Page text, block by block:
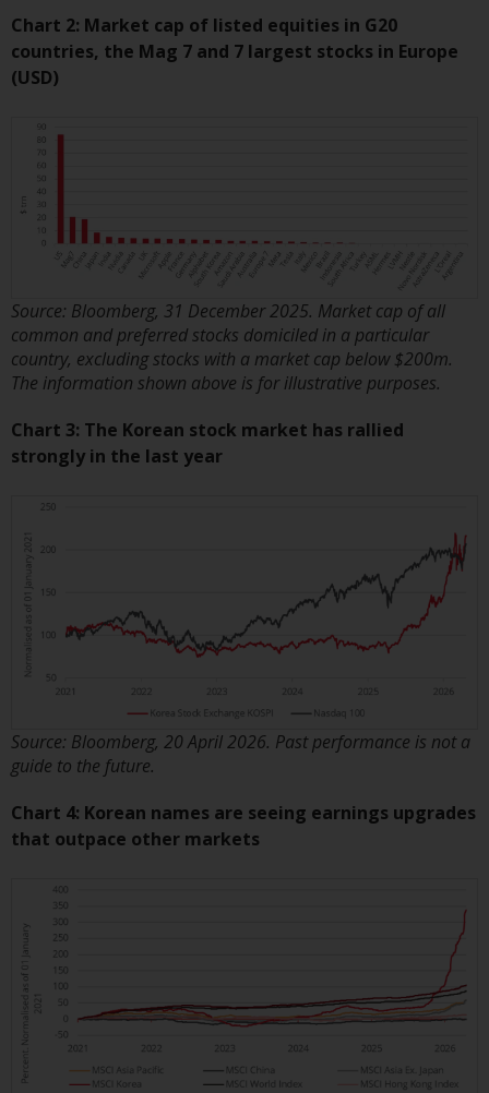
Jahresberichte und, sofern von
den jeweiligen von Redwheel
auf die qualifizierten Anlegern in
der Schweiz angebotenen Aktien
ist der Erfüllungsort der
eingetragene Sitz des Schweizer
Vertreters. Gerichtsstand ist am
Sitz des Schweizer Vertreters
oder am Sitz oder Wohnsitz des
Anlegers.
Bestimmte Personen haben
„Société d’Investissement à
Capital Variable“ nach
luxemburgischem Recht
gegründet wurde. Die Teilfonds
von Redwheel Funds, auf die auf
der Website verwiesen wird,
werden nur durch den aktuellen
Verkaufsprospekt angeboten. Der
vollständigere Informationen
über die Teilfonds, einschließlich
Ländern verteilt, in denen eine
solche Verteilung gegen lokale
Gesetze oder Vorschriften
verstoßen würde.
Chart 2: Market cap of listed equities in G20
countries, the Mag 7 and 7 largest stocks in Europe
(USD)
Source: Bloomberg, 31 December 2025. Market cap of all
common and preferred stocks domiciled in a particular
country, excluding stocks with a market cap below $200m.
The information shown above is for illustrative purposes.
Chart 3: The Korean stock market has rallied
strongly in the last year
Source: Bloomberg, 20 April 2026. Past performance is not a
guide to the future.
Chart 4: Korean names are seeing earnings upgrades
that outpace other markets